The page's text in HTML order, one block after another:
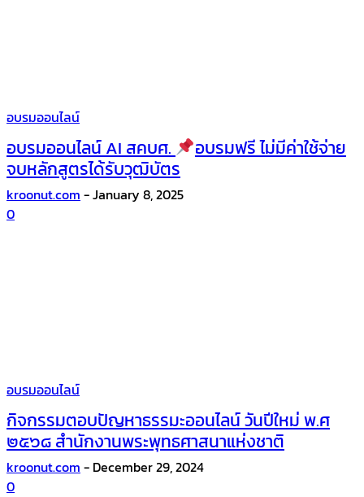
อบรมออนไลน์
อบรมออนไลน์ AI สคบศ.
อบรมฟรี ไม่มีค่าใช้จ่าย
จบหลักสูตรได้รับวุฒิบัตร
kroonut.com -January 8, 2025
0
อบรมออนไลน์
กิจกรรมตอบปัญหาธรรมะออนไลน์ วันปีใหม่ พ.ศ
๒๕๖๘ สำนักงานพระพุทธศาสนาแห่งชาติ
kroonut.com - December 29, 2024
0